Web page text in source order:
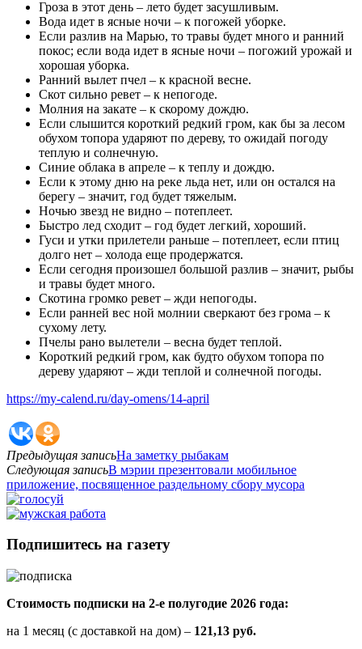
Гроза в этот день – лето будет засушливым.
Вода идет в ясные ночи – к погожей уборке.
Если разлив на Марью, то травы будет много и ранний
покос; если вода идет в ясные ночи – погожий урожай и
хорошая уборка.
Ранний вылет пчел – к красной весне.
Скот сильно ревет – к непогоде.
Молния на закате – к скорому дождю.
Если слышится короткий редкий гром, как бы за лесом
обухом топора ударяют по дереву, то ожидай погоду
теплую и солнечную.
Синие облака в апреле – к теплу и дождю.
Если к этому дню на реке льда нет, или он остался на
берегу – значит, год будет тяжелым.
Ночью звезд не видно – потеплеет.
Быстро лед сходит – год будет легкий, хороший.
Гуси и утки прилетели раньше – потеплеет, если птиц
долго нет – холода еще продержатся.
Если сегодня произошел большой разлив – значит, рыбы
и травы будет много.
Скотина громко ревет – жди непогоды.
Если ранней вес ной молнии сверкают без грома – к
сухому лету.
Пчелы рано вылетели – весна будет теплой.
Короткий редкий гром, как будто обухом топора по
дереву ударяют – жди теплой и солнечной погоды.
https://my-calend.ru/day-omens/14-april
Предыдущая записьНа заметку рыбакам
Следующая записьВ мэрии презентовали мобильное
приложение, посвященное раздельному сбору мусора
Подпишитесь на газету
Стоимость подписки на 2-е полугодие 2026 года:
на 1 месяц (с доставкой на дом) – 121,13 руб.